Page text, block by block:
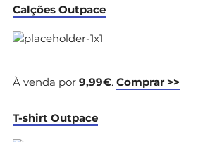
Calções Outpace
À venda por 9,99€. Comprar >>
T-shirt Outpace